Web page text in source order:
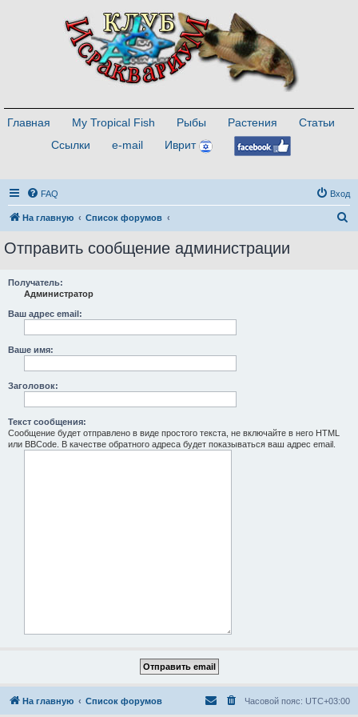
Главная My Tropical Fish Рыбы Растения
Статьи
Ссылки
e-mail Иврит
FAQ Вход
На главную Список форумов
Отправить сообщение администрации
Получатель:
Администратор
Ваш адрес email:
Ваше имя:
Заголовок:
Текст сообщения:
Сообщение будет отправлено в виде простого текста, не включайте в него HTML
или BBCode. В качестве обратного адреса будет показываться ваш адрес email.
На главную Список форумов Часовой пояс: UTC+03:00